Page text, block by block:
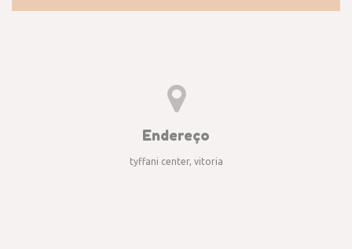
Endereço
tyffani center, vitoria